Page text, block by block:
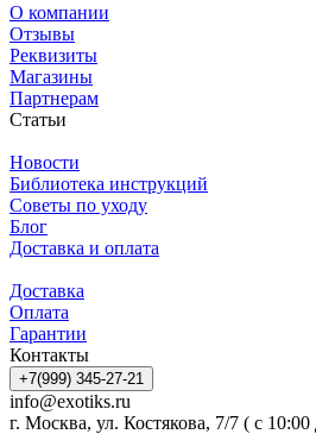
О компании
Отзывы
Реквизиты
Магазины
Партнерам
Статьи
Новости
Библиотека инструкций
Советы по уходу
Блог
Доставка и оплата
Доставка
Оплата
Гарантии
Контакты
+7(999) 345-27-21
info@exotiks.ru
г. Москва, ул. Костякова, 7/7 ( с 10:00